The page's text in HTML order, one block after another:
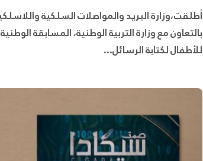
أطلقت،وزارة البريد والمواصلات السلكية واللاسلكية،
بالتعاون مع وزارة التربية الوطنية، المسابقة الوطنية
للأطفال لكتابة الرسائل...